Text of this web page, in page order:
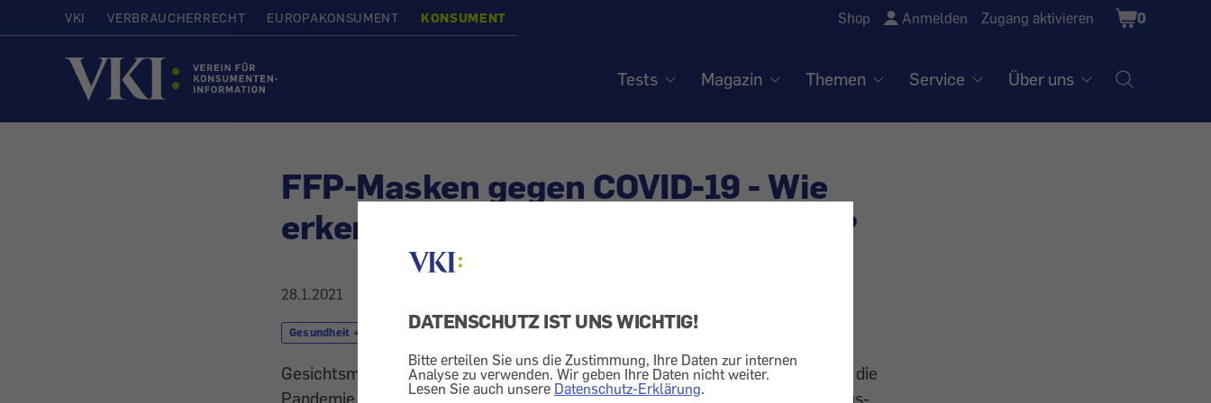
DATENSCHUTZ IST UNS WICHTIG!
Bitte erteilen Sie uns die Zustimmung, Ihre Daten zur internen
Analyse zu verwenden. Wir geben Ihre Daten nicht weiter.
Lesen Sie auch unsere Datenschutz-Erklärung.
VKI VERBRAUCHERRECHT EUROPAKONSUMENT KONSUMENT Shop Anmelden Zugang aktivieren
Shopping
Cart
0
Startseite
Tests Magazin Themen Service Über uns
FFP-Masken gegen COVID-19 - Wie
erkenne ich, ob die Qualität stimmt?
28.1.2021
Gesundheit + Kosmetik Corona Hygiene Krankheit
Gesichtsmasken spielen eine wichtige Rolle für die COVID-19-Prophylaxe. Als die
Pandemie auch uns erreicht hat, ist die FFP-Maske Bestandteil unseres Alltags-